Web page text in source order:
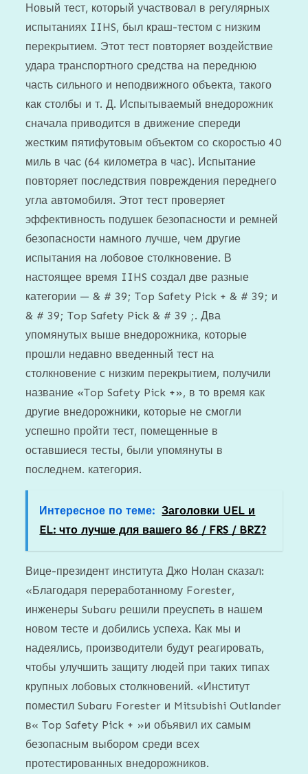
Новый тест, который участвовал в регулярных
испытаниях IIHS, был краш-тестом с низким
перекрытием. Этот тест повторяет воздействие
удара транспортного средства на переднюю
часть сильного и неподвижного объекта, такого
как столбы и т. Д. Испытываемый внедорожник
сначала приводится в движение спереди
жестким пятифутовым объектом со скоростью 40
миль в час (64 километра в час). Испытание
повторяет последствия повреждения переднего
угла автомобиля. Этот тест проверяет
эффективность подушек безопасности и ремней
безопасности намного лучше, чем другие
испытания на лобовое столкновение. В
настоящее время IIHS создал две разные
категории — & # 39; Top Safety Pick + & # 39; и
& # 39; Top Safety Pick & # 39 ;. Два
упомянутых выше внедорожника, которые
прошли недавно введенный тест на
столкновение с низким перекрытием, получили
название «Top Safety Pick +», в то время как
другие внедорожники, которые не смогли
успешно пройти тест, помещенные в
оставшиеся тесты, были упомянуты в
последнем. категория.
Интересное по теме: Заголовки UEL и
EL: что лучше для вашего 86 / FRS / BRZ?
Вице-президент института Джо Нолан сказал:
«Благодаря переработанному Forester,
инженеры Subaru решили преуспеть в нашем
новом тесте и добились успеха. Как мы и
надеялись, производители будут реагировать,
чтобы улучшить защиту людей при таких типах
крупных лобовых столкновений. «Институт
поместил Subaru Forester и Mitsubishi Outlander
в« Top Safety Pick + »и объявил их самым
безопасным выбором среди всех
протестированных внедорожников.